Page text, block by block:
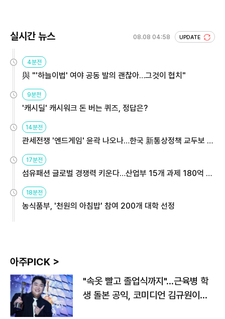
실시간 뉴스 08.08 04:58 UPDATE
4분전
與 "'하늘이법' 여야 공동 발의 괜찮아…그것이 협치"
9분전
'캐시딜' 캐시워크 돈 버는 퀴즈, 정답은?
14분전
관세전쟁 '엔드게임' 윤곽 나오나…한국 新통상정책 교두보 활
용해야
17분전
섬유패션 글로벌 경쟁력 키운다…산업부 15개 과제 180억 지
원
18분전
농식품부, '천원의 아침밥' 참여 200개 대학 선정
아주PICK >
"속옷 빨고 졸업식까지"…근육병 학
생 돌본 공익, 코미디언 김규원이었